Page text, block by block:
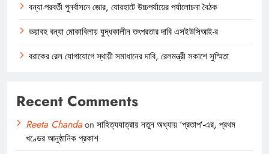
বন্যা-পরবর্তী পুনর্বাসনে জোর, যোরহাটে উচ্চপর্যায়ের পর্যালোচনা বৈঠক
ভয়াবহ বন্যা মোকাবিলায় যুদ্ধকালীন তৎপরতার দাবি এসইউসিআই-র
বরাকের রেল যোগাযোগে স্থায়ী সমাধানের দাবি, রেলমন্ত্রী সকাশে সুস্মিতা
Recent Comments
Reeta Chandaon সাহিত্যযাত্রায় নতুন অধ্যায় ‘প্রতাপ’-এর, প্রথম
খণ্ডের আনুষ্ঠানিক প্রকাশ